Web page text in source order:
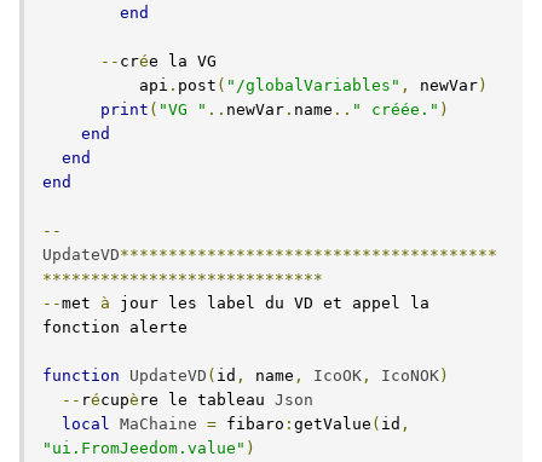
end
-- crée la VG
	  api
. post ( "/globalVariables" , newVar)
print ( "VG " .. newVar . name .. " créée." )
end
end
end
--
UpdateVD***************************************
*****************************
--met à jour les label du VD et appel la
fonction alerte
function UpdateVD ( id , name , IcoOK , IcoNOK)
-- récupè re le tableau Json
local MaChaine = fibaro : getValue ( id ,
"ui.FromJeedom.value" )